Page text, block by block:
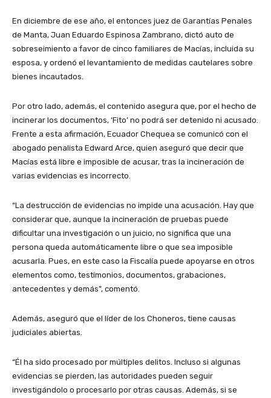
En diciembre de ese año, el entonces juez de Garantías Penales
de Manta, Juan Eduardo Espinosa Zambrano, dictó auto de
sobreseimiento a favor de cinco familiares de Macías, incluida su
esposa, y ordenó el levantamiento de medidas cautelares sobre
bienes incautados.
Por otro lado, además, el contenido asegura que, por el hecho de
incinerar los documentos, ‘Fito’ no podrá ser detenido ni acusado.
Frente a esta afirmación, Ecuador Chequea se comunicó con el
abogado penalista Edward Arce, quien aseguró que decir que
Macías está libre e imposible de acusar, tras la incineración de
varias evidencias es incorrecto.
“La destrucción de evidencias no impide una acusación. Hay que
considerar que, aunque la incineración de pruebas puede
dificultar una investigación o un juicio, no significa que una
persona queda automáticamente libre o que sea imposible
acusarla. Pues, en este caso la Fiscalía puede apoyarse en otros
elementos como, testimonios, documentos, grabaciones,
antecedentes y demás”, comentó.
Además, aseguró que el líder de los Choneros, tiene causas
judiciales abiertas.
“Él ha sido procesado por múltiples delitos. Incluso si algunas
evidencias se pierden, las autoridades pueden seguir
investigándolo o procesarlo por otras causas. Además, si se